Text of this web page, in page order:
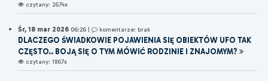
czytany: 2674x
Śr, 18 mar 2026 06:26 komentarze: brak
DLACZEGO ŚWIADKOWIE POJAWIENIA SIĘ OBIEKTÓW UFO TAK
CZĘSTO.. BOJĄ SIĘ O TYM MÓWIĆ RODZINIE I ZNAJOMYM?
czytany: 1867x